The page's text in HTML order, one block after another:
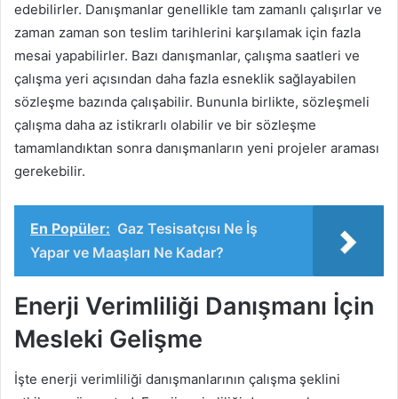
edebilirler. Danışmanlar genellikle tam zamanlı çalışırlar ve
zaman zaman son teslim tarihlerini karşılamak için fazla
mesai yapabilirler. Bazı danışmanlar, çalışma saatleri ve
çalışma yeri açısından daha fazla esneklik sağlayabilen
sözleşme bazında çalışabilir. Bununla birlikte, sözleşmeli
çalışma daha az istikrarlı olabilir ve bir sözleşme
tamamlandıktan sonra danışmanların yeni projeler araması
gerekebilir.
En Popüler: Gaz Tesisatçısı Ne İş
Yapar ve Maaşları Ne Kadar?
Enerji Verimliliği Danışmanı İçin
Mesleki Gelişme
İşte enerji verimliliği danışmanlarının çalışma şeklini